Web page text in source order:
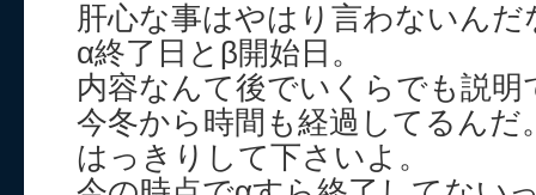
肝心な事はやはり言わないんだ
α終了日とβ開始日。
内容なんて後でいくらでも説明
今冬から時間も経過してるんだ
はっきりして下さいよ。